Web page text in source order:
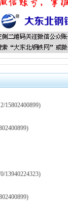
15802400899)
13940224323)